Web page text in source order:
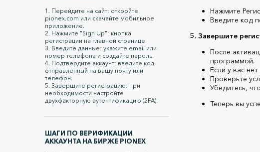
1. Перейдите на сайт: откройте
pionex.com или скачайте мобильное
приложение.
2. Нажмите "Sign Up": кнопка
регистрации на главной странице.
3. Введите данные: укажите email или
номер телефона и создайте пароль.
4. Подтвердите аккаунт: введите код,
отправленный на вашу почту или
телефон.
5. Завершите регистрацию: при
необходимости настройте
двухфакторную аутентификацию (2FA).
ШАГИ ПО ВЕРИФИКАЦИИ
АККАУНТА НА БИРЖЕ PIONEX
Нажмите
Введите код
5. Завершите
После
программой.
Если у вас
Проверьте
Убедитесь,
Теперь вы